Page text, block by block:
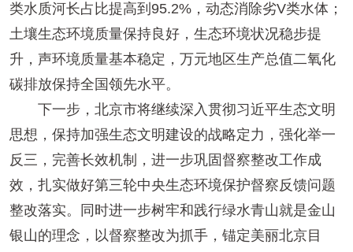
类水质河长占比提高到95.2%，动态消除劣V类水体；
土壤生态环境质量保持良好，生态环境状况稳步提
升，声环境质量基本稳定，万元地区生产总值二氧化
碳排放保持全国领先水平。
下一步，北京市将继续深入贯彻习近平生态文明
思想，保持加强生态文明建设的战略定力，强化举一
反三，完善长效机制，进一步巩固督察整改工作成
效，扎实做好第三轮中央生态环境保护督察反馈问题
整改落实。同时进一步树牢和践行绿水青山就是金山
银山的理念，以督察整改为抓手，锚定美丽北京目